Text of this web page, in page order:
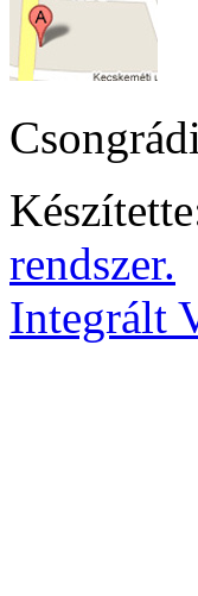
rendszer.
Integrált